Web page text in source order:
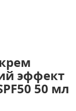
эффект
50 мл